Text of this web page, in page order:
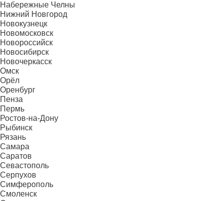
Набережные Челны
Нижний Новгород
Новокузнецк
Новомосковск
Новороссийск
Новосибирск
Новочеркасск
Омск
Орёл
Оренбург
Пенза
Пермь
Ростов-на-Дону
Рыбинск
Рязань
Самара
Саратов
Севастополь
Серпухов
Симферополь
Смоленск